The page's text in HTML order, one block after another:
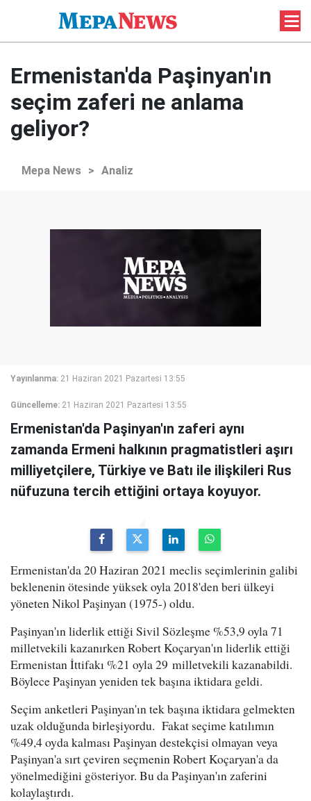
Ermenistan'da Paşinyan'ın
seçim zaferi ne anlama
geliyor?
Mepa News > Analiz
Yayınlanma: 21 Haziran 2021 Pazartesi 13:55
Güncelleme: 21 Haziran 2021 Pazartesi 13:55
Ermenistan'da Paşinyan'ın zaferi aynı
zamanda Ermeni halkının pragmatistleri aşırı
milliyetçilere, Türkiye ve Batı ile ilişkileri Rus
nüfuzuna tercih ettiğini ortaya koyuyor.
Ermenistan'da 20 Haziran 2021 meclis seçimlerinin galibi
beklenenin ötesinde yüksek oyla 2018'den beri ülkeyi
yöneten Nikol Paşinyan (1975-) oldu.
Paşinyan'ın liderlik ettiği Sivil Sözleşme %53,9 oyla 71
milletvekili kazanırken Robert Koçaryan'ın liderlik ettiği
Ermenistan İttifakı %21 oyla 29 milletvekili kazanabildi.
Böylece Paşinyan yeniden tek başına iktidara geldi.
Seçim anketleri Paşinyan'ın tek başına iktidara gelmekten
uzak olduğunda birleşiyordu. Fakat seçime katılımın
%49,4 oyda kalması Paşinyan destekçisi olmayan veya
Paşinyan'a sırt çeviren seçmenin Robert Koçaryan'a da
yönelmediğini gösteriyor. Bu da Paşinyan'ın zaferini
kolaylaştırdı.